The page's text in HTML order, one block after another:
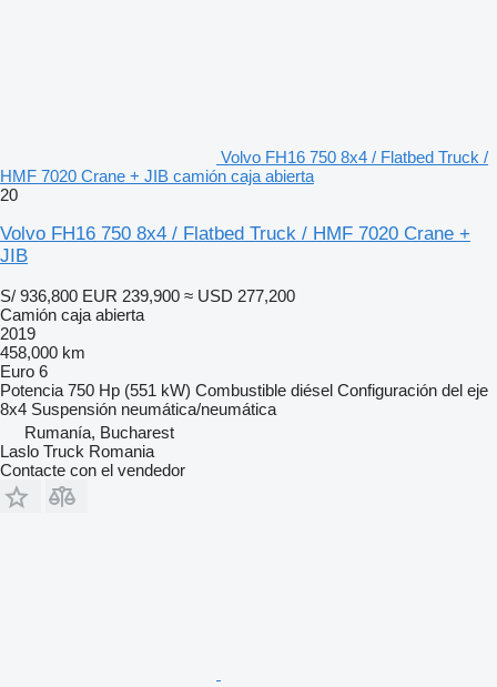
Volvo FH16 750 8x4 / Flatbed Truck /
HMF 7020 Crane + JIB camión caja abierta
20
Volvo FH16 750 8x4 / Flatbed Truck / HMF 7020 Crane +
JIB
S/ 936,800 EUR 239,900 ≈ USD 277,200
Camión caja abierta
2019
458,000 km
Euro 6
Potencia 750 Hp (551 kW) Combustible diésel Configuración del eje
8x4 Suspensión neumática/neumática
Rumanía, Bucharest
Laslo Truck Romania
Contacte con el vendedor